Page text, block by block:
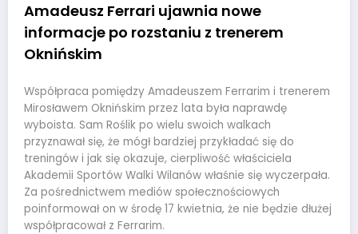
Amadeusz Ferrari ujawnia nowe
informacje po rozstaniu z trenerem
Oknińskim
Współpraca pomiędzy Amadeuszem Ferrarim i trenerem
Mirosławem Oknińskim przez lata była naprawdę
wyboista. Sam Roślik po wielu swoich walkach
przyznawał się, że mógł bardziej przykładać się do
treningów i jak się okazuje, cierpliwość właściciela
Akademii Sportów Walki Wilanów właśnie się wyczerpała.
Za pośrednictwem mediów społecznościowych
poinformował on w środę 17 kwietnia, że nie będzie dłużej
współpracował z Ferrarim.